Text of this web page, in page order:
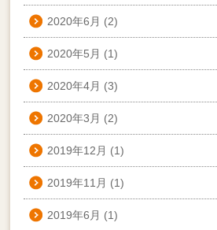
2020年6月 (2)
2020年5月 (1)
2020年4月 (3)
2020年3月 (2)
2019年12月 (1)
2019年11月 (1)
2019年6月 (1)